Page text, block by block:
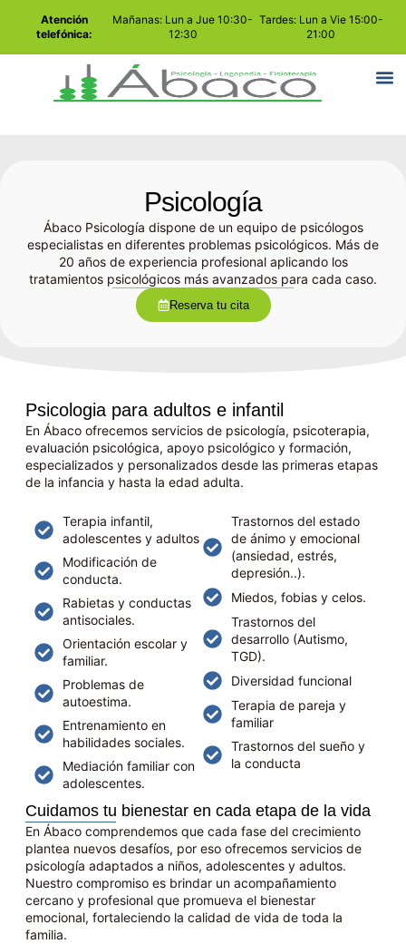
Atención
telefónica:
Mañanas: Lun a Jue 10:30-
12:30
Tardes: Lun a Vie 15:00-
21:00
Psicología
Ábaco Psicología dispone de un equipo de psicólogos
especialistas en diferentes problemas psicológicos. Más de
20 años de experiencia profesional aplicando los
tratamientos psicológicos más avanzados para cada caso.
Reserva tu cita
Psicologia para adultos e infantil
En Ábaco ofrecemos servicios de psicología, psicoterapia,
evaluación psicológica, apoyo psicológico y formación,
especializados y personalizados desde las primeras etapas
de la infancia y hasta la edad adulta.
Terapia infantil,
adolescentes y adultos
Modificación de
conducta.
Rabietas y conductas
antisociales.
Orientación escolar y
familiar.
Problemas de
autoestima.
Entrenamiento en
habilidades sociales.
Mediación familiar con
adolescentes.
Trastornos del estado
de ánimo y emocional
(ansiedad, estrés,
depresión..).
Miedos, fobias y celos.
Trastornos del
desarrollo (Autismo,
TGD).
Diversidad funcional
Terapia de pareja y
familiar
Trastornos del sueño y
la conducta
Cuidamos tu bienestar en cada etapa de la vida
En Ábaco comprendemos que cada fase del crecimiento
plantea nuevos desafíos, por eso ofrecemos servicios de
psicología adaptados a niños, adolescentes y adultos.
Nuestro compromiso es brindar un acompañamiento
cercano y profesional que promueva el bienestar
emocional, fortaleciendo la calidad de vida de toda la
familia.